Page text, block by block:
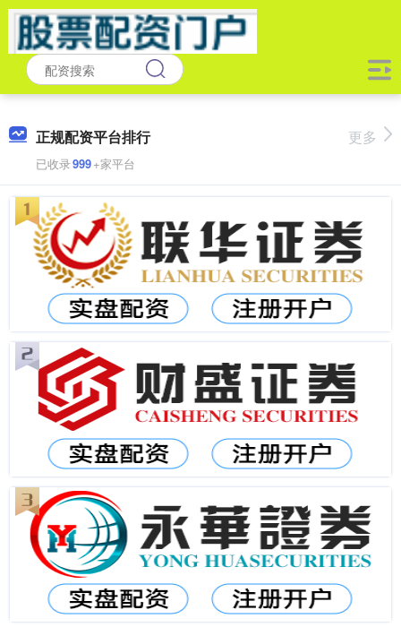
正规配资平台排行
已收录999+家平台
更多